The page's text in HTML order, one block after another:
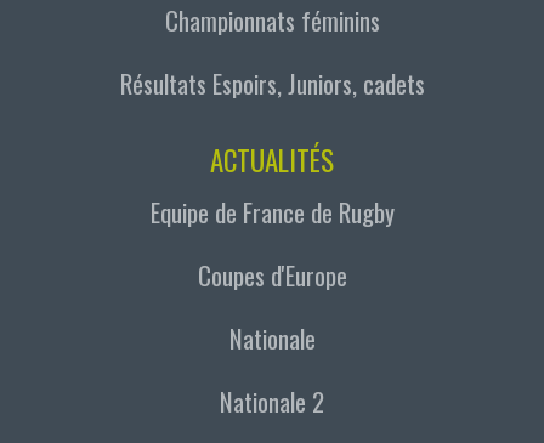
Championnats féminins
Résultats Espoirs, Juniors, cadets
ACTUALITÉS
Equipe de France de Rugby
Coupes d'Europe
Nationale
Nationale 2